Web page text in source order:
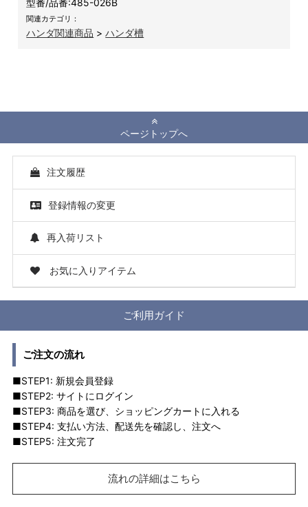
型番/品番:485-026B
関連カテゴリ：
ハンダ関連商品 >ハンダ槽
ページトップへ
注文履歴
登録情報の変更
再入荷リスト
お気に入りアイテム
ご利用ガイド
ご注文の流れ
■STEP1: 新規会員登録
■STEP2: サイトにログイン
■STEP3: 商品を選び、ショッピングカートに入れる
■STEP4: 支払い方法、配送先を確認し、注文へ
■STEP5: 注文完了
流れの詳細はこちら